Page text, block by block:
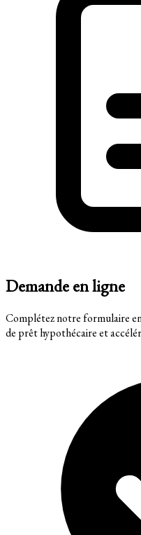
Demande en ligne
Complétez notre formulaire
de prêt hypothécaire et